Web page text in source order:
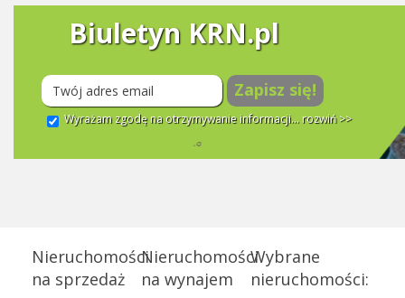
Biuletyn KRN.pl
Zapisz się!
Wyrażam zgodę na otrzymywanie informacji... rozwiń >>
Nieruchomości
na sprzedaż
Nieruchomości
na wynajem
Wybrane
nieruchomości: